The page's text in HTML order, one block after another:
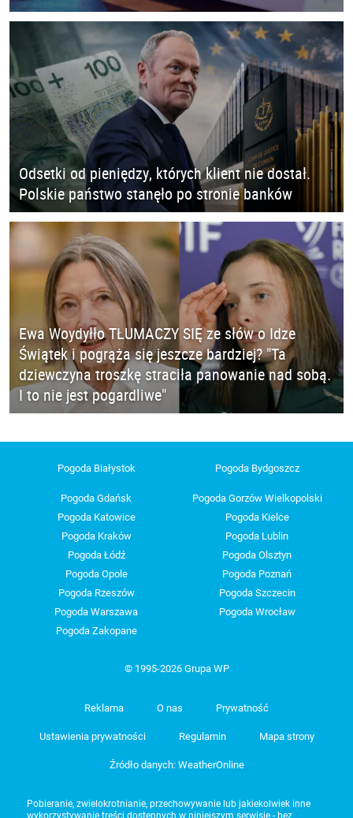
Odsetki od pieniędzy, których klient nie dostał.
Polskie państwo stanęło po stronie banków
Ewa Woydyłło TŁUMACZY SIĘ ze słów o Idze
Świątek i pogrąża się jeszcze bardziej? "Ta
dziewczyna troszkę straciła panowanie nad sobą.
I to nie jest pogardliwe"
Pogoda Białystok Pogoda Bydgoszcz
Pogoda Gdańsk
Pogoda Gorzów Wielkopolski
Pogoda Katowice
Pogoda Kielce
Pogoda Kraków
Pogoda Lublin
Pogoda Łódź
Pogoda Olsztyn
Pogoda Opole
Pogoda Poznań
Pogoda Rzeszów
Pogoda Szczecin
Pogoda Warszawa
Pogoda Wrocław
Pogoda Zakopane
© 1995-2026 Grupa WP
Reklama O nas Prywatność
Ustawienia prywatności Regulamin Mapa strony
Źródło danych: WeatherOnline
Pobieranie, zwielokrotnianie, przechowywanie lub jakiekolwiek inne
wykorzystywanie treści dostępnych w niniejszym serwisie - bez